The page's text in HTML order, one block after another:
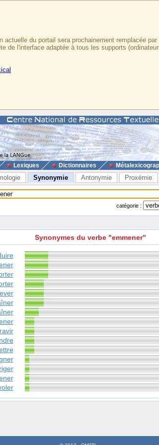
du portail sera prochainement remplacée
de l'interface adaptée à tous les supports
Lexiques Dictionnaires
Synonymie Antonymie Proxémie
catégorie :
Synonymes du verbe "emmener"
ravir